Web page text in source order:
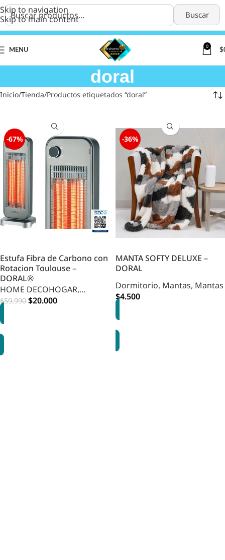
Buscar
Skip to navigation
Skip to main content
MENU
0
$
doral
Inicio Tienda Productos etiquetados “doral”
-67%
Estufa Fibra de Carbono con
Rotacion Toulouse –
DORAL®
HOME DECOHOGAR,
Decohogar
$59.990 $20.000
-36%
MANTA SOFTY DELUXE –
DORAL
Dormitorio, Mantas, Mantas
$4.500